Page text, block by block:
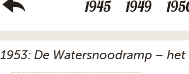
1945 1949
1953: De Watersnoodramp –